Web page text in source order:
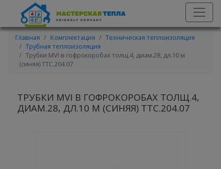
Главная Комплектация
Техническая теплоизоляция
Трубная теплоизоляция
Трубки MVI в гофрокоробах толщ.4, диам.28, дл.10 м
(синяя) TTС.204.07
ТРУБКИ MVI В ГОФРОКОРОБАХ ТОЛЩ.4,
ДИАМ.28, ДЛ.10 М (СИНЯЯ) TTС.204.07